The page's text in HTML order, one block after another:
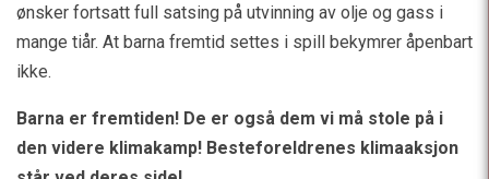
ønsker fortsatt full satsing på utvinning av olje og gass i
mange tiår. At barna fremtid settes i spill bekymrer åpenbart
ikke.
Barna er fremtiden! De er også dem vi må stole på i
den videre klimakamp! Besteforeldrenes klimaaksjon